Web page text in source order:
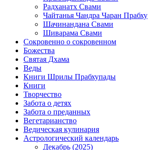
Радханатх Свами
Чайтанья Чандра Чаран Прабху
Шачинандана Свами
Шиварама Свами
Сокровенно о сокровенном
Божества
Святая Дхама
Веды
Книги Шрилы Прабхупады
Книги
Творчество
Забота о детях
Забота о преданных
Вегетарианство
Ведическая кулинария
Астрологический календарь
Декабрь (2025)